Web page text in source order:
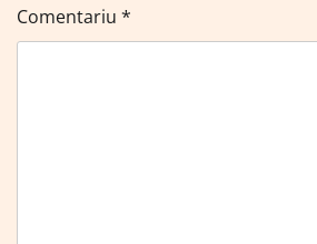
Comentariu *